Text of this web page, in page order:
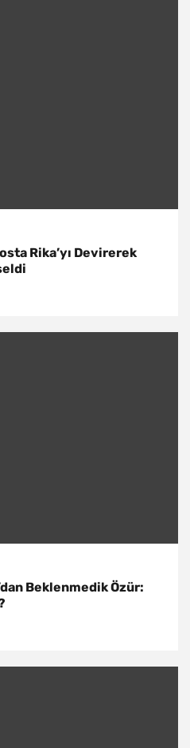
Rika’yı Devirerek
Beklenmedik Özür: